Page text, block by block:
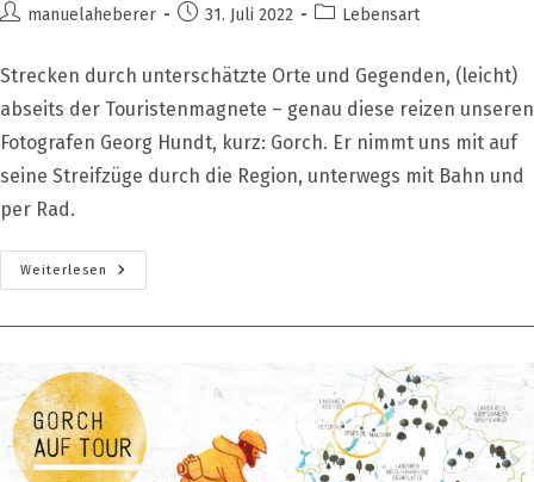
Beitrags-
manuelaheberer
Beitrag31. Juli 2022
Beitrags-
Lebensart
Strecken durch unterschätzte Orte und Gegenden, (leicht)
abseits der Touristenmagnete – genau diese reizen unseren
Fotografen Georg Hundt, kurz: Gorch. Er nimmt uns mit auf
seine Streifzüge durch die Region, unterwegs mit Bahn und
per Rad.
Weiterlesen
Gorch
Auf